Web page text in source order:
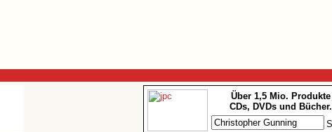
Über 1,5 Mio. Produkte
CDs, DVDs und Bücher.